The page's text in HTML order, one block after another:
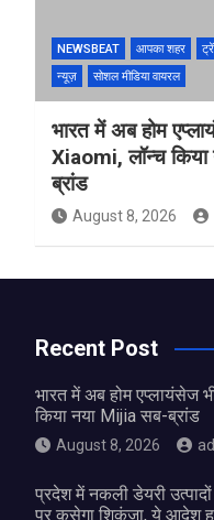
NEWSBEAT आपका शहर
न्यूज़
सोशल मीडिया वायरल
भारत में अब होम
Xiaomi, लॉन्च
ब्रांड
August 8, 2026
Recent Post
भारत में अब होम एप्लायंसेज
किया नया Mijia सब-ब्रांड
August 8, 2026
प्रदेश में नकली डेयरी
पर कसेगा शिकंजा, ये आदेश